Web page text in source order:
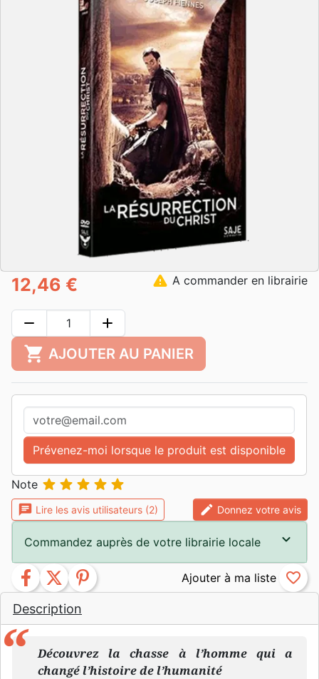
Description
Découvrez la chasse à l’homme qui a
changé l’histoire de l’humanité
12,46 € warning A commander en librairie
remove add
shopping_cart AJOUTER AU PANIER
Prévenez-moi lorsque le produit est disponible
Note     
chat Lire les avis utilisateurs (2) edit Donnez votre avis
Commandez auprès de votre librairie locale
facebook twitter pinterest favorite_border